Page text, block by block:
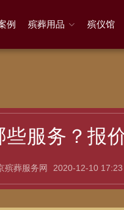
例 殡葬用品 殡仪馆
些服务？报
殡葬服务网 2020-12-10 17:23